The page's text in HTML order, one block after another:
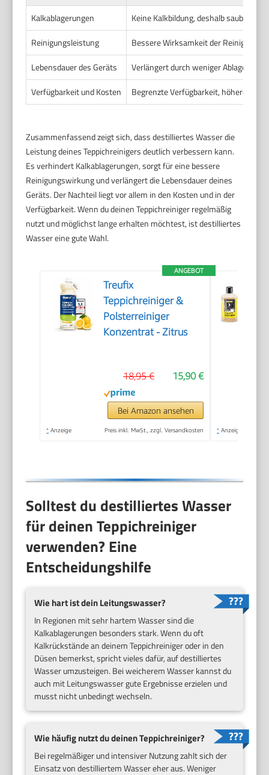
Kalkablagerungen
Keine Kalkbildung, deshalb saubere
Reinigungsleistung
Bessere Wirksamkeit der
Lebensdauer des Geräts
Verlängert durch weniger
Verfügbarkeit und Kosten
Begrenzte Verfügbarkeit, höhere
Zusammenfassend zeigt sich, dass destilliertes Wasser die
Leistung deines Teppichreinigers deutlich verbessern kann.
Es verhindert Kalkablagerungen, sorgt für eine bessere
Reinigungswirkung und verlängert die Lebensdauer deines
Geräts. Der Nachteil liegt vor allem in den Kosten und in der
Verfügbarkeit. Wenn du deinen Teppichreiniger regelmäßig
nutzt und möglichst lange erhalten möchtest, ist destilliertes
Wasser eine gute Wahl.
ANGEBOT
Treufix
Teppichreiniger &
Polsterreiniger
Konzentrat - Zitrus
15,90 €
18,95 €
Bei Amazon ansehen
* Anzeige Preis inkl. MwSt., zzgl. Versandkosten * Anzeige
Solltest du destilliertes Wasser
für deinen Teppichreiniger
verwenden? Eine
Entscheidungshilfe
Wie hart ist dein Leitungswasser?
In Regionen mit sehr hartem Wasser sind die
Kalkablagerungen besonders stark. Wenn du oft
Kalkrückstände an deinem Teppichreiniger oder in den
Düsen bemerkst, spricht vieles dafür, auf destilliertes
Wasser umzusteigen. Bei weicherem Wasser kannst du
auch mit Leitungswasser gute Ergebnisse erzielen und
musst nicht unbedingt wechseln.
Wie häufig nutzt du deinen Teppichreiniger?
Bei regelmäßiger und intensiver Nutzung zahlt sich der
Einsatz von destilliertem Wasser eher aus. Weniger